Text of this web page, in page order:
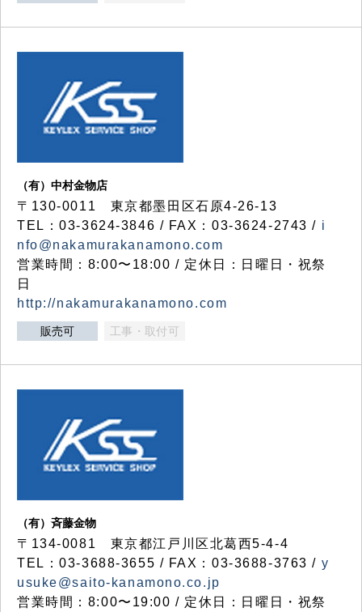
（有）中村金物店
〒130-0011 東京都墨田区石原4-26-13
TEL：03-3624-3846 / FAX：03-3624-2743 / i
nfo@nakamurakanamono.com
営業時間：8:00〜18:00 / 定休日：日曜日・祝祭
日
http://nakamurakanamono.com
販売可 工事・取付可
（有）斉藤金物
〒134-0081 東京都江戸川区北葛西5-4-4
TEL：03-3688-3655 / FAX：03-3688-3763 / y
usuke@saito-kanamono.co.jp
営業時間：8:00〜19:00 / 定休日：日曜日・祝祭